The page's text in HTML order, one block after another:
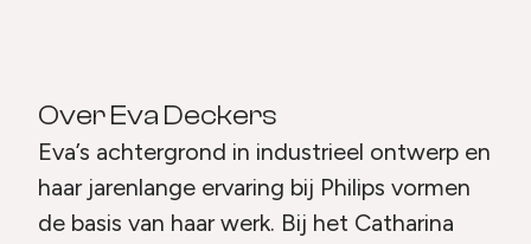
Over Eva Deckers
Eva’s achtergrond in industrieel ontwerp en
haar jarenlange ervaring bij Philips vormen
de basis van haar werk. Bij het Catharina